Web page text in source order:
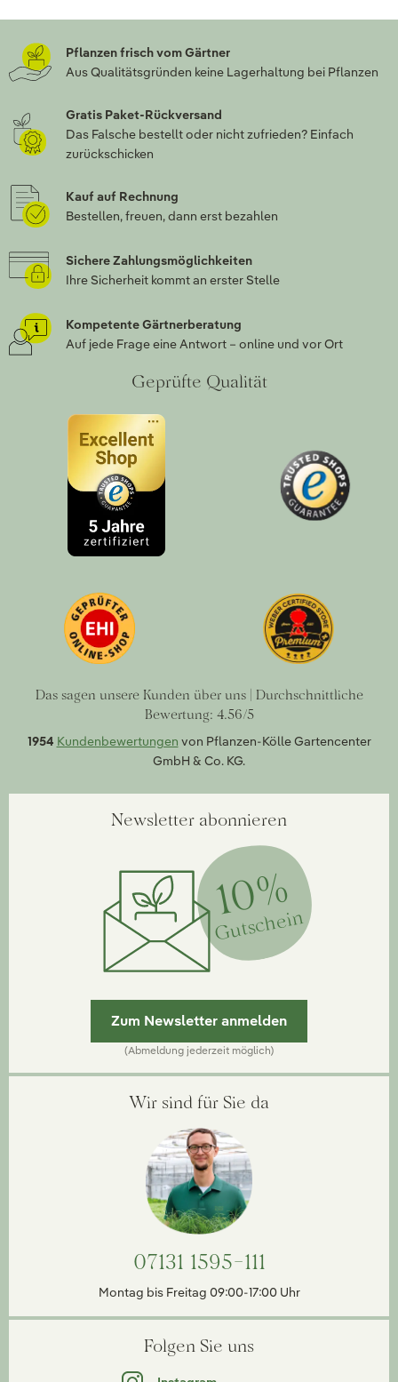
Pflanzen frisch vom Gärtner
Aus Qualitätsgründen keine Lagerhaltung bei Pflanzen
Gratis Paket-Rückversand
Das Falsche bestellt oder nicht zufrieden? Einfach
zurückschicken
Kauf auf Rechnung
Bestellen, freuen, dann erst bezahlen
Sichere Zahlungsmöglichkeiten
Ihre Sicherheit kommt an erster Stelle
Kompetente Gärtnerberatung
Auf jede Frage eine Antwort – online und vor Ort
Geprüfte Qualität
Das sagen unsere Kunden über uns | Durchschnittliche
Bewertung: 4.56/5
1954 Kundenbewertungen von Pflanzen-Kölle Gartencenter
GmbH & Co. KG.
Newsletter abonnieren
10%
Gutschein
Zum Newsletter anmelden
(Abmeldung jederzeit möglich)
Wir sind für Sie da
07131 1595-111
Montag bis Freitag 09:00-17:00 Uhr
Folgen Sie uns